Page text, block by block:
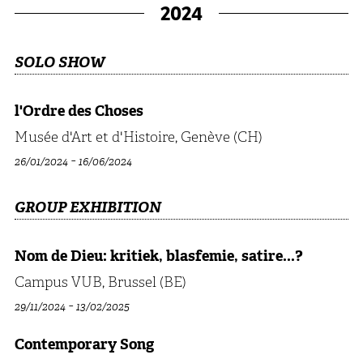
2024
SOLO SHOW
l'Ordre des Choses
Musée d'Art et d'Histoire, Genève (CH)
26/01/2024-16/06/2024
GROUP EXHIBITION
Nom de Dieu: kritiek, blasfemie, satire...?
Campus VUB, Brussel (BE)
29/11/2024-13/02/2025
Contemporary Song